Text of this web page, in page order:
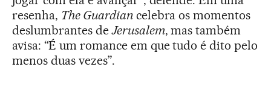
resenha, The Guardiancelebra os momentos
deslumbrantes deJerusalem, mas também
avisa: “É um romance em que tudo é dito pelo
menos duas vezes”.